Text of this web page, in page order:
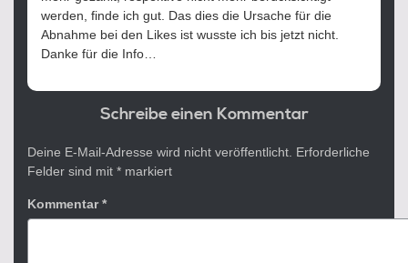
werden, finde ich gut. Das dies die Ursache für die
Abnahme bei den Likes ist wusste ich bis jetzt nicht.
Danke für die Info…
Schreibe einen Kommentar
Deine E-Mail-Adresse wird nicht veröffentlicht. Erforderliche
Felder sind mit * markiert
Kommentar*